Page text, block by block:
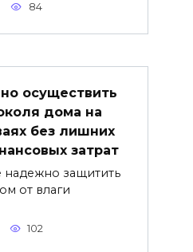
84
осуществить
дома на
без лишних
затрат
надежно защитить
от влаги
102